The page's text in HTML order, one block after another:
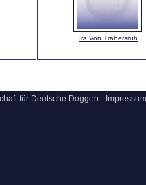
Ira Von Trabersruh
für Deutsche Doggen - Impressum